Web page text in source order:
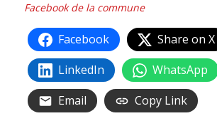
Facebook de la commune
Facebook
Share on X
LinkedIn
WhatsApp
Email
Copy Link